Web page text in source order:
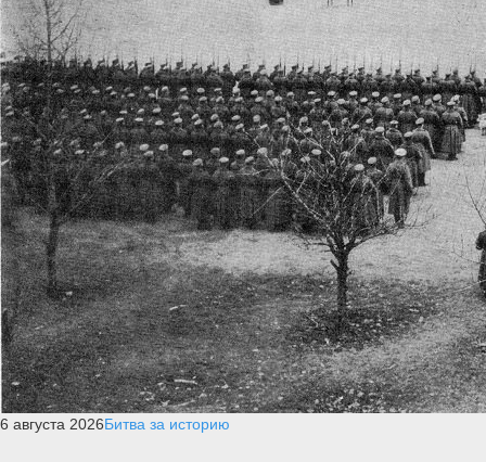
6 августа 2026Битва за историю